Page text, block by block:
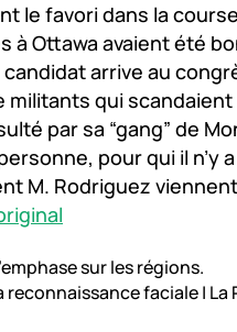
le favori dans la
à Ottawa avaient été
candidat arrive au
militants qui
par sa “gang” de
pour qui il n’y
M. Rodriguez
sur les régions.
faciale | La